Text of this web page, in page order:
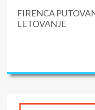
FIRENCA
LETOVANJE